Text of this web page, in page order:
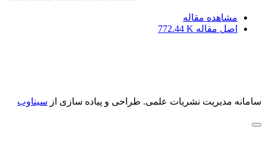
مشاهده مقاله
اصل مقاله 772.44 K
سامانه مدیریت نشریات علمی. طراحی و پیاده سازی از سیناوب